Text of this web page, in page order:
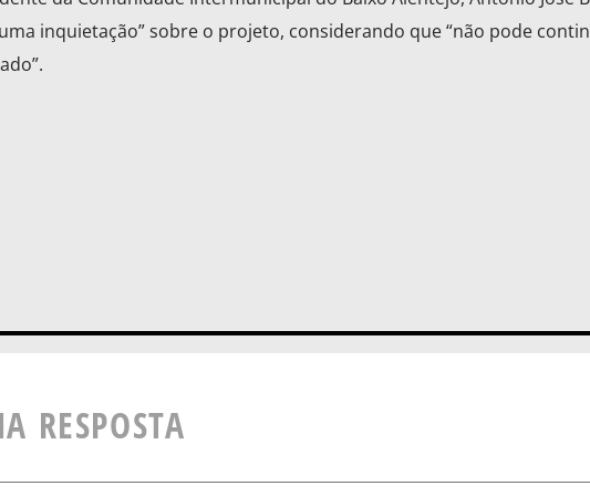
inquietação” sobre o projeto, considerando que “não pode
RESPOSTA